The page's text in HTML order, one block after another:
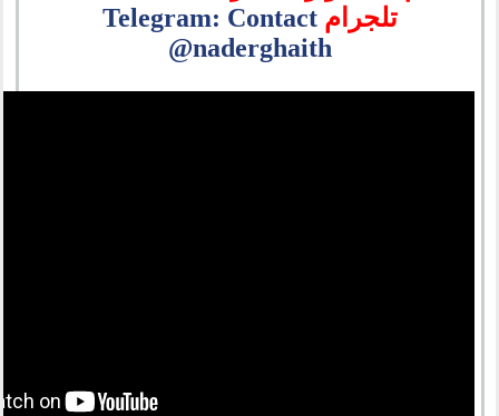
تلجرامTelegram: Contact
@naderghaith